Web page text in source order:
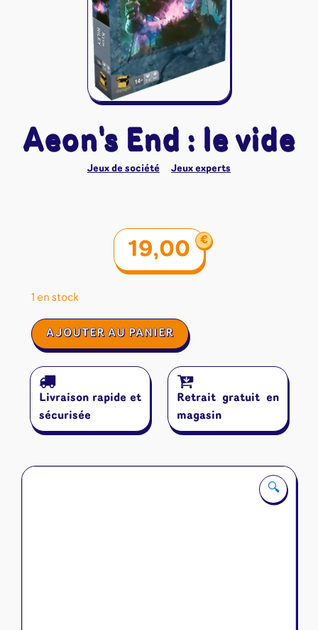
Naruto Mythos
Autres
Tapis de jeu
🔍
Aeon's End : le vide
Jeux de société Jeux experts
19,00 €
1 en stock
quantité
de
End
vide
AJOUTER AU PANIER
Livraison rapide et
sécurisée
Retrait gratuit en
magasin